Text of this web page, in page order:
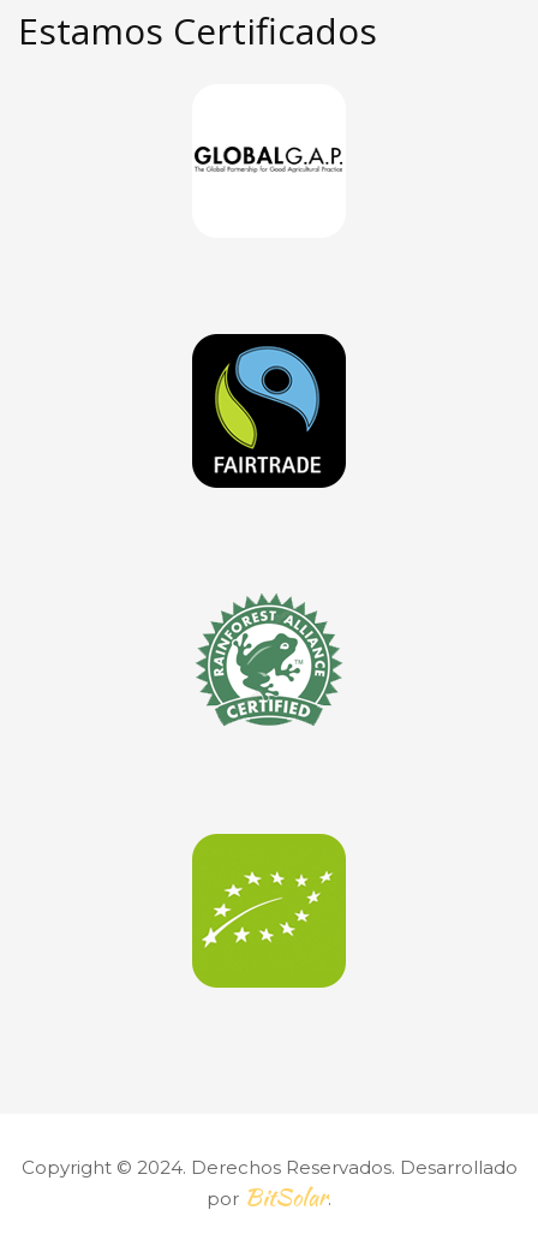
Estamos Certificados
Copyright © 2024. Derechos Reservados. Desarrollado
por BitSolar.